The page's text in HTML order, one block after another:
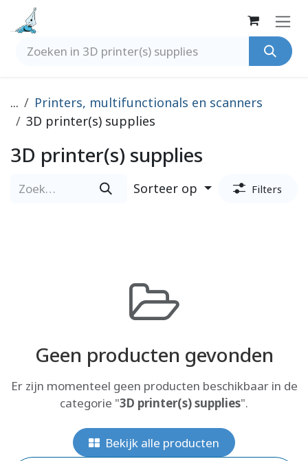
Overslaan naar inhoud
...
Printers, multifunctionals en scanners
3D printer(s) supplies
3D printer(s) supplies
Sorteer op Filters
Geen producten gevonden
Er zijn momenteel geen producten beschikbaar in de
categorie "3D printer(s) supplies".
Bekijk alle producten